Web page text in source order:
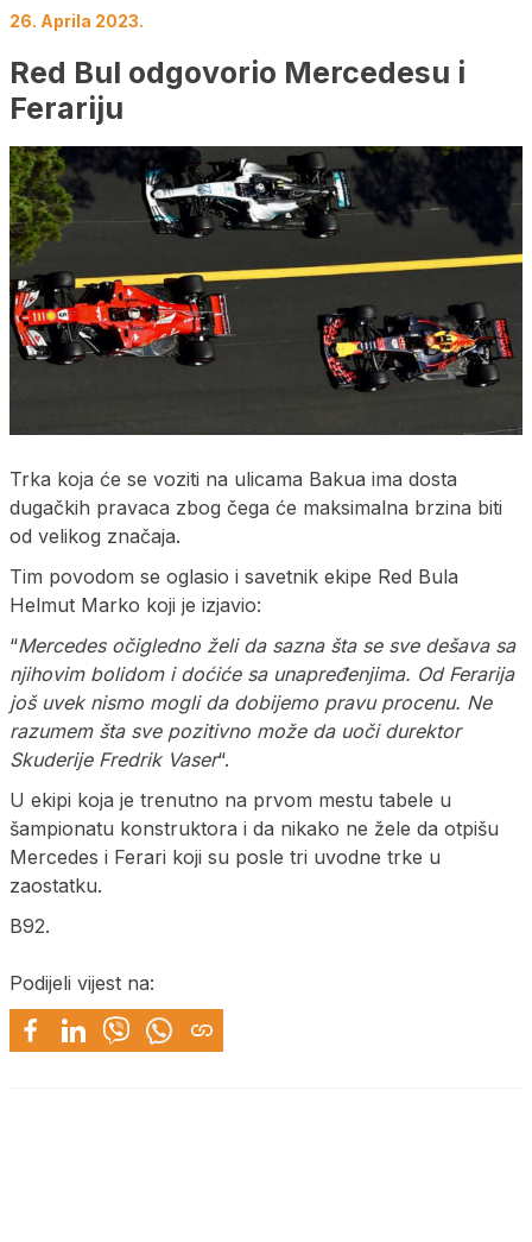
26. Aprila 2023.
Red Bul odgovorio Mercedesu i
Ferariju
Trka koja će se voziti na ulicama Bakua ima dosta
dugačkih pravaca zbog čega će maksimalna brzina biti
od velikog značaja.
Tim povodom se oglasio i savetnik ekipe Red Bula
Helmut Marko koji je izjavio:
“Mercedes očigledno želi da sazna šta se sve dešava sa
njihovim bolidom i doćiće sa unapređenjima. Od Ferarija
još uvek nismo mogli da dobijemo pravu procenu. Ne
razumem šta sve pozitivno može da uoči durektor
Skuderije Fredrik Vaser“.
U ekipi koja je trenutno na prvom mestu tabele u
šampionatu konstruktora i da nikako ne žele da otpišu
Mercedes i Ferari koji su posle tri uvodne trke u
zaostatku.
B92.
Podijeli vijest na: